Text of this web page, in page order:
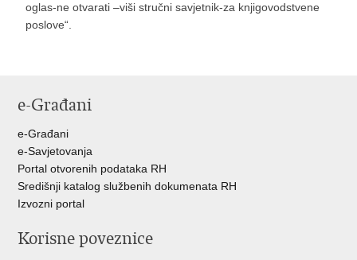
oglas-ne otvarati –viši stručni savjetnik-za knjigovodstvene
poslove“.
e-Građani
e-Građani
e-Savjetovanja
Portal otvorenih podataka RH
Središnji katalog službenih dokumenata RH
Izvozni portal
Korisne poveznice